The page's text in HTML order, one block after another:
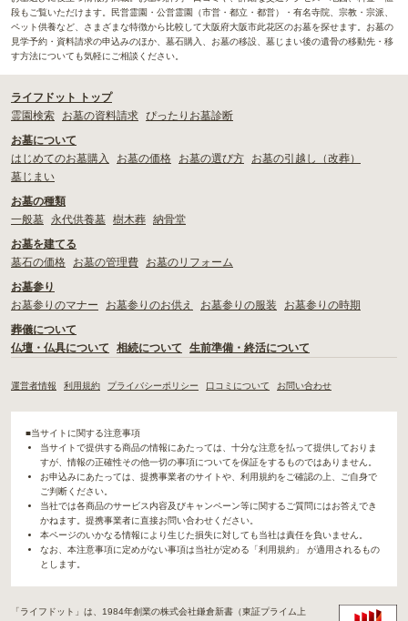
段もご覧いただけます。民営霊園・公営霊園（市営・都立・都営）・有名寺院、宗教・宗派、
ペット供養など、さまざまな特徴から比較して大阪府大阪市此花区のお墓を探せます。お墓の
見学予約・資料請求の申込みのほか、墓石購入、お墓の移設、墓じまい後の遺骨の移動先・移
す方法についても気軽にご相談ください。
ライフドット トップ
霊園検索
お墓の資料請求 ぴったりお墓診断
お墓について
はじめてのお墓購入
お墓の価格 お墓の選び方
お墓の引越し（改葬）
墓じまい
お墓の種類
一般墓
永代供養墓 樹木葬 納骨堂
お墓を建てる
墓石の価格
お墓の管理費
お墓のリフォーム
お墓参り
お墓参りのマナー
お墓参りのお供え お墓参りの服装
お墓参りの時期
葬儀について
仏壇・仏具について
相続について 生前準備・終活について
運営者情報 利用規約 プライバシーポリシー 口コミについて お問い合わせ
■当サイトに関する注意事項
当サイトで提供する商品の情報にあたっては、十分な注意を払って提供しておりま
すが、情報の正確性その他一切の事項についてを保証をするものではありません。
お申込みにあたっては、提携事業者のサイトや、利用規約をご確認の上、ご自身で
ご判断ください。
当社では各商品のサービス内容及びキャンペーン等に関するご質問にはお答えでき
かねます。提携事業者に直接お問い合わせください。
本ページのいかなる情報により生じた損失に対しても当社は責任を負いません。
なお、本注意事項に定めがない事項は当社が定める「利用規約」 が適用されるもの
とします。
「ライフドット」は、1984年創業の株式会社鎌倉新書（東証プライム上